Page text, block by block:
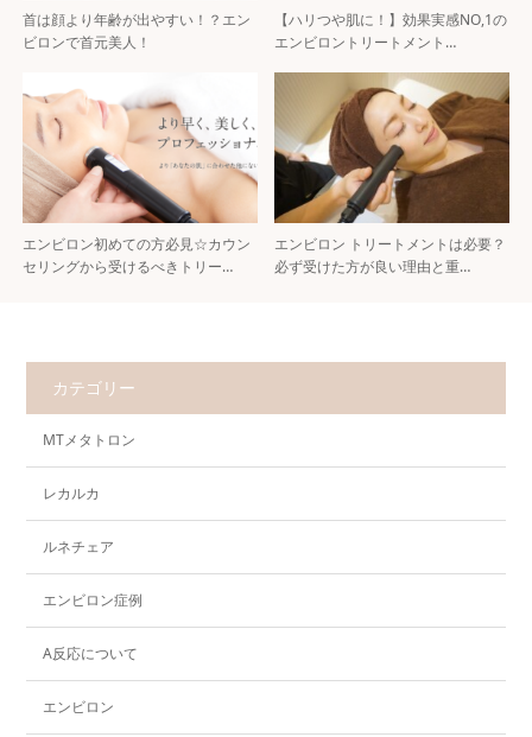
首は顔より年齢が出やすい！？エン
ビロンで首元美人！
【ハリつや肌に！】効果実感NO,1の
エンビロントリートメント…
エンビロン初めての方必見☆カウン
セリングから受けるべきトリー…
エンビロン トリートメントは必要？
必ず受けた方が良い理由と重…
カテゴリー
MTメタトロン
レカルカ
ルネチェア
エンビロン症例
A反応について
エンビロン